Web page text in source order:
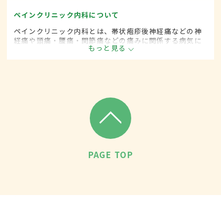
ペインクリニック内科について
ペインクリニック内科とは、帯状疱疹後神経痛などの神
経痛や頭痛・腰痛・関節痛などの痛みに関係する病気に
対して、麻酔を用いた治療法などを用いて治療する内科
の一領域です。平成20年4月の制度改正前は、ペインク
もっと見る
PAGE TOP